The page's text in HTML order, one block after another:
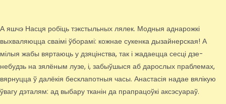
А яшчэ Насця робіць тэкстыльных лялек. Модныя аднарожкі
выхваляюцца сваімі ўборамі: кожнае сукенка дызайнерская! А
мілыя жабы вяртаюць у дзяцінства, так і жадаецца сесці дзе-
небудзь на зялёным лузе, і, забыўшыся аб дарослых праблемах,
вярнуцца ў далёкія бесклапотныя часы. Анастасія надае вялікую
ўвагу дэталям: ад выбару тканін да прапрацоўкі аксэсуараў.